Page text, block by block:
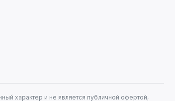
характер и не является публичной офертой,